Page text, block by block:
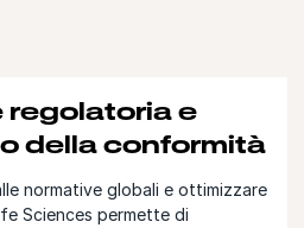
regolatoria e
della conformità
normative globali e ottimizzare
Sciences permette di